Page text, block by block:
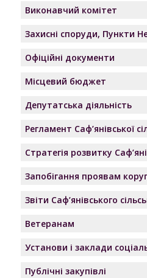
Виконавчий комітет
Захисні споруди, Пункти
Офіційні документи
Місцевий бюджет
Депутатська діяльність
Регламент Саф’янівської
Стратегія розвитку
Запобігання проявам
Звіти Саф’янівського
Ветеранам
Установи і заклади
Публічні закупівлі